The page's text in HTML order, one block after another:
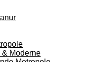
& Moderne